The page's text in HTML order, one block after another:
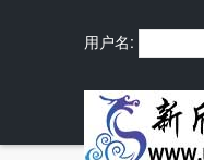
用户名: